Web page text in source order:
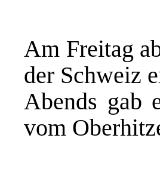
Am Freitag
der Schweiz
Abends gab
vom